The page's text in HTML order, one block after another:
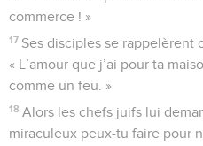
commerce ! »
17 Ses disciples se rappelèrent
« L’amour que j’ai pour ta
comme un feu. »
18 Alors les chefs juifs lui
miraculeux peux-tu faire pour